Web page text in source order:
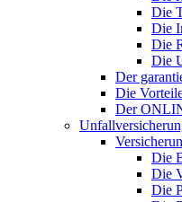
Die
Die
Die
Die
Der
Die
Der
Die
Die
Die